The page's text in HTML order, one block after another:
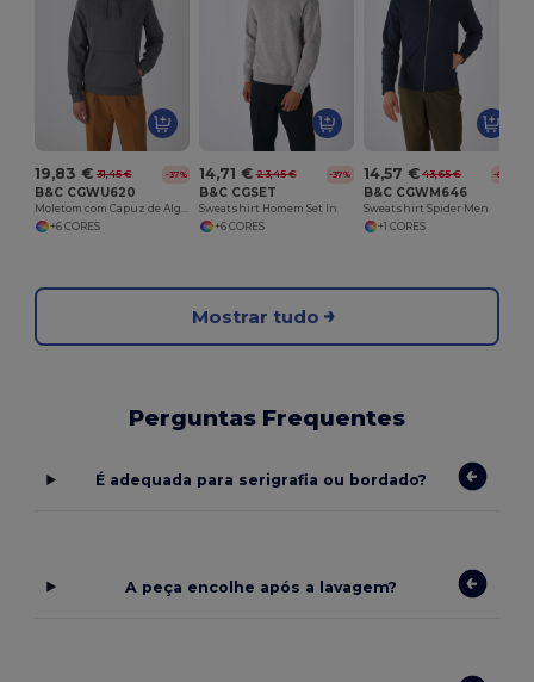
19,83 € 31,45 € -37%
B&C CGWU620
Moletom com Capuz de Algodão Premium
+6 CORES
14,71 € 23,45 € -37%
B&C CGSET
Sweatshirt Homem Set In
+6 CORES
14,57 € 43,65 € -67%
B&C CGWM646
Sweatshirt Spider Men
+1 CORES
Mostrar tudo
Perguntas Frequentes
É adequada para serigrafia ou bordado?
A peça encolhe após a lavagem?